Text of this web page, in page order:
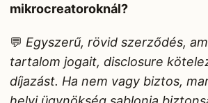
mikrocreatoroknál?
💬 Egyszerű, rövid szerződés,
tartalom jogait, disclosure
díjazást. Ha nem vagy biztos,